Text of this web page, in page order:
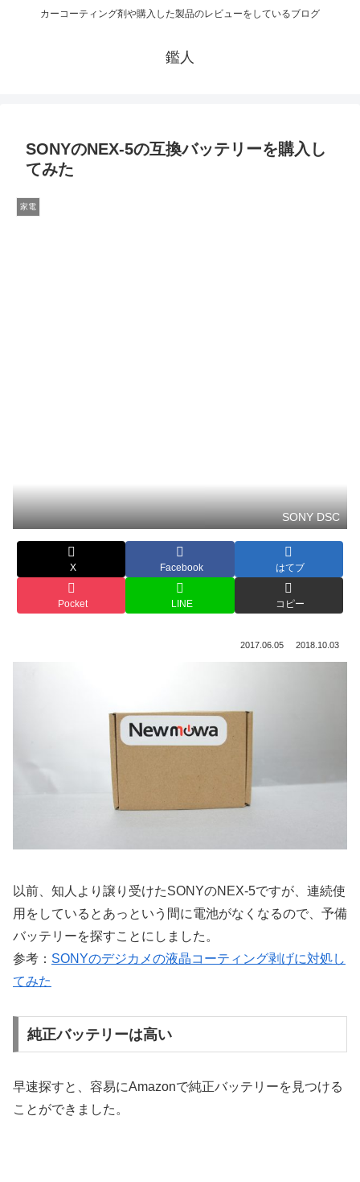
カーコーティング剤や購入した製品のレビューをしているブログ
鑑人
SONYのNEX-5の互換バッテリーを購入し
てみた
家電
SONY DSC
X Facebook はてブ
Pocket LINE コピー
2017.06.05 2018.10.03
以前、知人より譲り受けたSONYのNEX-5ですが、連続使
用をしているとあっという間に電池がなくなるので、予備
バッテリーを探すことにしました。
参考： SONYのデジカメの液晶コーティング剥げに対処し
てみた
純正バッテリーは高い
早速探すと、容易にAmazonで純正バッテリーを見つける
ことができました。